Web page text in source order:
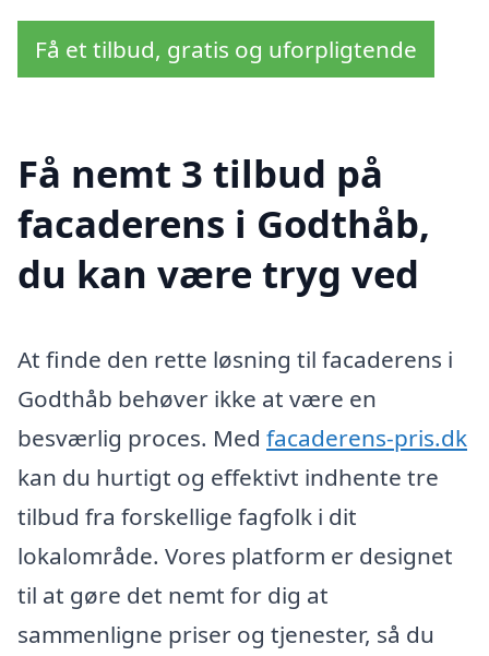
Få et tilbud, gratis og uforpligtende
Få nemt 3 tilbud på
facaderens i Godthåb,
du kan være tryg ved
At finde den rette løsning til facaderens i
Godthåb behøver ikke at være en
besværlig proces. Med facaderens-pris.dk
kan du hurtigt og effektivt indhente tre
tilbud fra forskellige fagfolk i dit
lokalområde. Vores platform er designet
til at gøre det nemt for dig at
sammenligne priser og tjenester, så du